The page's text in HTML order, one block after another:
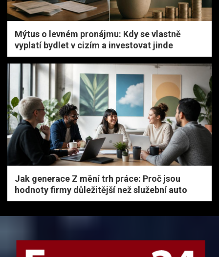
Mýtus o levném pronájmu: Kdy se vlastně
vyplatí bydlet v cizím a investovat jinde
Jak generace Z mění trh práce: Proč jsou
hodnoty firmy důležitější než služební auto